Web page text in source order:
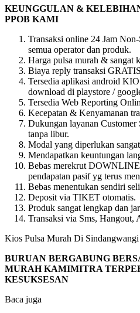
KEUNGGULAN &
PPOB KAMI
Transaksi online 24 Jam
semua operator dan produk.
Harga pulsa murah & sangat
Biaya reply transaksi GRATIS
Tersedia aplikasi android
download di playstore /
Tersedia Web Reporting
Kecepatan & Kenyamanan
Dukungan layanan Customer
tanpa libur.
Modal yang diperlukan
Mendapatkan keuntungan
Bebas merekrut
pendapatan pasif yg terus
Bebas menentukan sendiri
Deposit via TIKET otomatis.
Produk sangat lengkap dan
Transaksi via Sms,
Kios Pulsa Murah Di
BURUAN BERGABUNG
MURAH KAMIMITRA
KESUKSESAN
Baca juga